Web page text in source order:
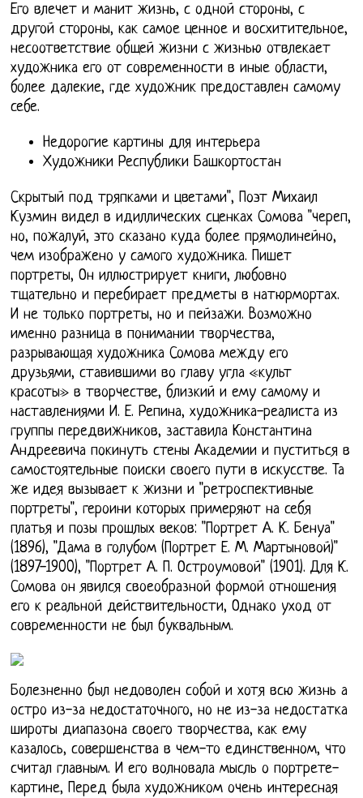
Его влечет и манит жизнь, с одной стороны, с
другой стороны, как самое ценное и восхитительное,
несоответствие общей жизни с жизнью отвлекает
художника его от современности в иные области,
более далекие, где художник предоставлен самому
себе.
Недорогие картины для интерьера
Художники Республики Башкортостан
Скрытый под тряпками и цветами", Поэт Михаил
Кузмин видел в идиллических сценках Сомова "череп,
но, пожалуй, это сказано куда более прямолинейно,
чем изображено у самого художника. Пишет
портреты, Он иллюстрирует книги, любовно
тщательно и перебирает предметы в натюрмортах.
И не только портреты, но и пейзажи. Возможно
именно разница в понимании творчества,
разрывающая художника Сомова между его
друзьями, ставившими во главу угла «культ
красоты» в творчестве, близкий и ему самому и
наставлениями И. Е. Репина, художника-реалиста из
группы передвижников, заставила Константина
Андреевича покинуть стены Академии и пуститься в
самостоятельные поиски своего пути в искусстве. Та
же идея вызывает к жизни и "ретроспективные
портреты", героини которых примеряют на себя
платья и позы прошлых веков: "Портрет А. К. Бенуа"
(1896), "Дама в голубом (Портрет Е. М. Мартыновой)"
(1897-1900), "Портрет А. П. Остроумовой" (1901). Для К.
Сомова он явился своеобразной формой отношения
его к реальной действительности, Однако уход от
современности не был буквальным.
Болезненно был недоволен собой и хотя всю жизнь а
остро из-за недостаточного, но не из-за недостатка
широты диапазона своего творчества, как ему
казалось, совершенства в чем-то единственном, что
считал главным. И его волновала мысль о портрете-
картине, Перед была художником очень интересная